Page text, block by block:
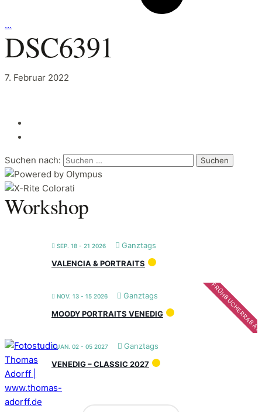
…
DSC6391
7. Februar 2022
Suchen nach:
Workshop
SEP. 18 - 21 2026
Ganztags
VALENCIA & PORTRAITS
NOV. 13 - 15 2026 Ganztags
MOODY PORTRAITS VENEDIG
JAN. 02 - 05 2027
Ganztags
VENEDIG – CLASSIC 2027